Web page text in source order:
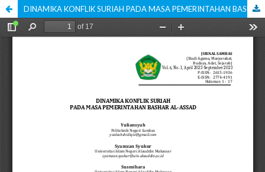
DINAMIKA KONFLIK SURIAH PADA MASA PEMERINTAHAN BASHAR AL-ASSAD